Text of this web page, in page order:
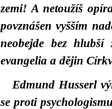
zemi! A netoužíš
povznášen vyšším
neobejde bez hlubší
evangelia a dějin
Edmund Husserl
se proti